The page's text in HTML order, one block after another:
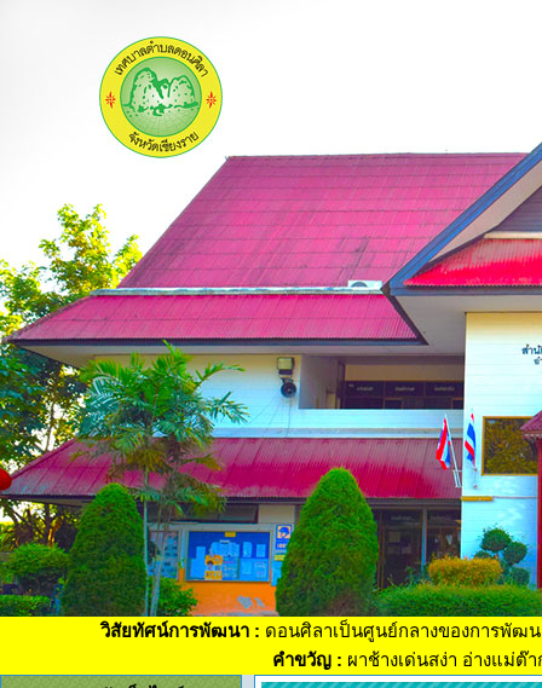
วิสัยทัศน์การพัฒนา : ดอนศิลาเป็นศูนย์กลางของการพัฒ
คำขวัญ : ผาช้างเด่นสง่า อ่างแม่ต๊